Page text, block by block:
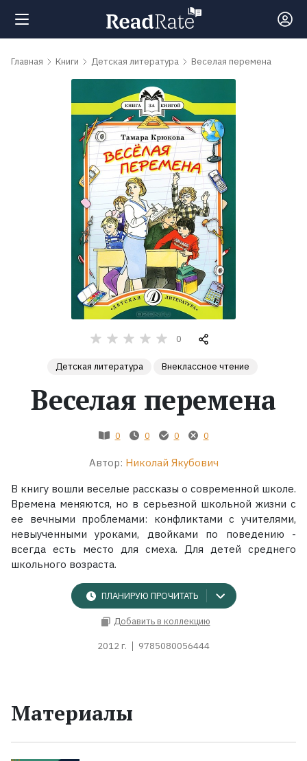
Поиск
обсуждаемые
Экранизации
Главная Книги Детская литература Веселая перемена
0
Детская литература Внеклассное чтение
Веселая перемена
0 0 0 0
Автор: Николай Якубович
В книгу вошли веселые рассказы о современной школе.
Времена меняются, но в серьезной школьной жизни с
ее вечными проблемами: конфликтами с учителями,
невыученными уроками, двойками по поведению -
всегда есть место для смеха. Для детей среднего
школьного возраста.
ПЛАНИРУЮ ПРОЧИТАТЬ
Добавить в коллекцию
2012 г. 9785080056444
Материалы